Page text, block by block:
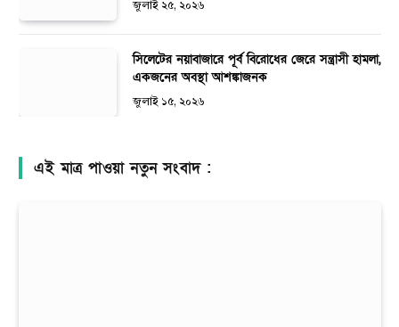
জুলাই ২৫, ২০২৬
সিলেটের নয়াবাজারে পূর্ব বিরোধের জেরে সন্ত্রাসী হামলা,
একজনের অবস্থা আশঙ্কাজনক
জুলাই ১৫, ২০২৬
এই মাত্র পাওয়া নতুন সংবাদ :